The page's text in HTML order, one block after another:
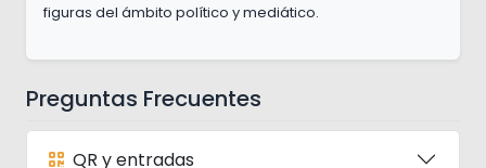
figuras del ámbito político y mediático.
Preguntas Frecuentes
QR y entradas